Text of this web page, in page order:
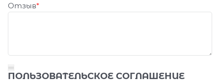
Отзыв
ПОЛЬЗОВАТЕЛЬСКОЕ СОГЛАШЕНИЕ